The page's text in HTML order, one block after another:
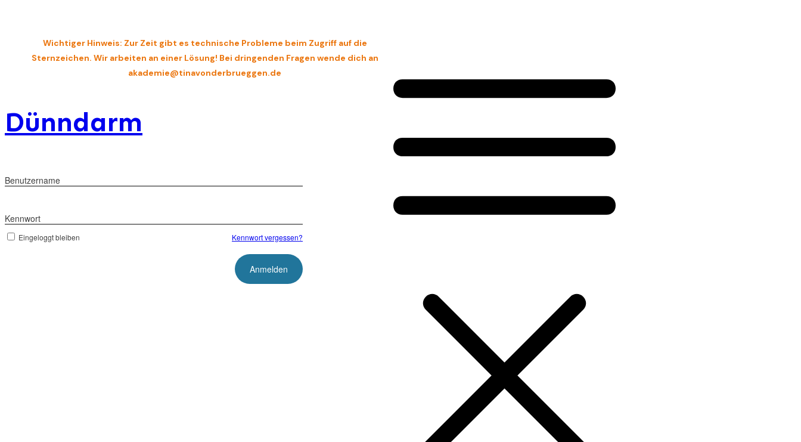
Wichtiger Hinweis: Zur Zeit gibt es technische Probleme beim Zugriff auf die
Sternzeichen. Wir arbeiten an einer Lösung! Bei dringenden Fragen wende dich an
akademie@tinavonderbrueggen.de
Dünndarm
Benutzername
Kennwort
Eingeloggt bleiben Kennwort vergessen?